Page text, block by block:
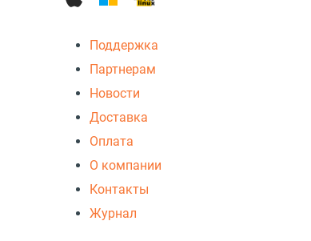
Поддержка
Партнерам
Новости
Доставка
Оплата
О компании
Контакты
Журнал